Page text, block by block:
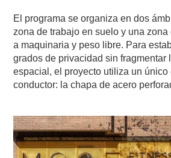
El programa se organiza en dos
zona de trabajo en suelo y una
a maquinaria y peso libre. Para
grados de privacidad sin fragmentar
espacial, el proyecto utiliza un único
conductor: la chapa de acero